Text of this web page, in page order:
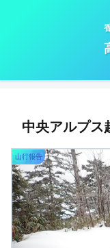
中央アルプス
山行報告